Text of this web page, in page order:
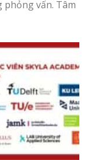
vấn. Tâm